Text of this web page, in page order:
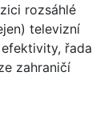
rozsáhlé
televizní
řada
zahraničí